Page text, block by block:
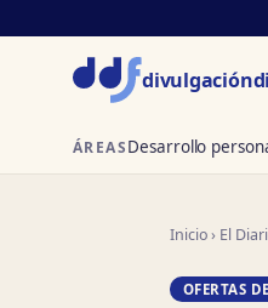
divulgación
ÁREASDesarrollo
Inicio› El
OFERTAS